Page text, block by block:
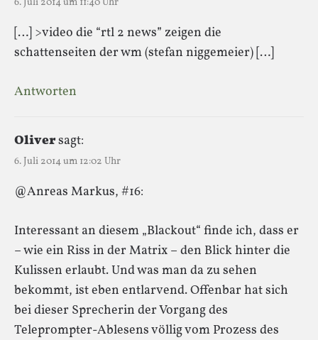
[…] >video die “rtl 2 news” zeigen die
schattenseiten der wm (stefan niggemeier) […]
Antworten
Oliversagt:
6. Juli 2014 um 12:02 Uhr
@Anreas Markus, #16:
Interessant an diesem „Blackout“ finde ich, dass er
– wie ein Riss in der Matrix – den Blick hinter die
Kulissen erlaubt. Und was man da zu sehen
bekommt, ist eben entlarvend. Offenbar hat sich
bei dieser Sprecherin der Vorgang des
Teleprompter-Ablesens völlig vom Prozess des